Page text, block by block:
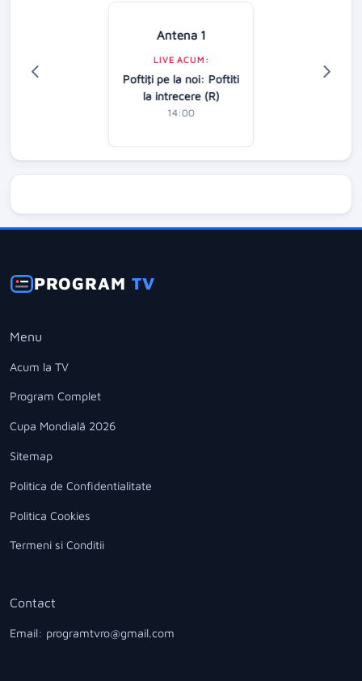
Antena 1
LIVE ACUM:
Poftiţi pe la noi: Poftiti
la intrecere (R)
14:00
PROGRAMTV
Menu
Acum la TV
Program Complet
Cupa Mondială 2026
Sitemap
Politica de Confidentialitate
Politica Cookies
Termeni si Conditii
Contact
Email: programtvro@gmail.com